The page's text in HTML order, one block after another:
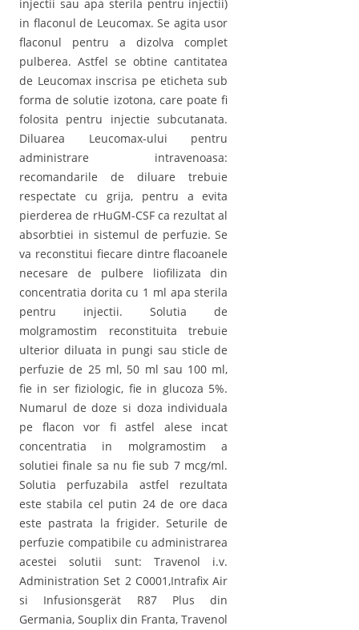
injectii sau apa sterila pentru injectii)
in flaconul de Leucomax. Se agita usor
flaconul pentru a dizolva complet
pulberea. Astfel se obtine cantitatea
de Leucomax inscrisa pe eticheta sub
forma de solutie izotona, care poate fi
folosita pentru injectie subcutanata.
Diluarea Leucomax-ului pentru
administrare intravenoasa:
recomandarile de diluare trebuie
respectate cu grija, pentru a evita
pierderea de rHuGM-CSF ca rezultat al
absorbtiei in sistemul de perfuzie. Se
va reconstitui fiecare dintre flacoanele
necesare de pulbere liofilizata din
concentratia dorita cu 1 ml apa sterila
pentru injectii. Solutia de
molgramostim reconstituita trebuie
ulterior diluata in pungi sau sticle de
perfuzie de 25 ml, 50 ml sau 100 ml,
fie in ser fiziologic, fie in glucoza 5%.
Numarul de doze si doza individuala
pe flacon vor fi astfel alese incat
concentratia in molgramostim a
solutiei finale sa nu fie sub 7 mcg/ml.
Solutia perfuzabila astfel rezultata
este stabila cel putin 24 de ore daca
este pastrata la frigider. Seturile de
perfuzie compatibile cu administrarea
acestei solutii sunt: Travenol i.v.
Administration Set 2 C0001,Intrafix Air
si Infusionsgerät R87 Plus din
Germania, Souplix din Franta, Travenol